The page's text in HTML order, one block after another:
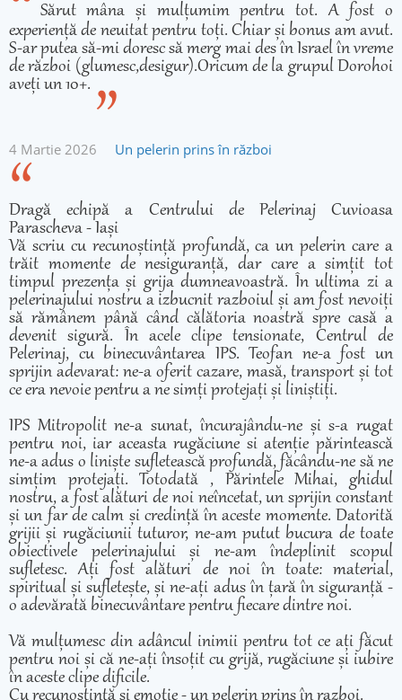
Sărut mâna și mulțumim pentru tot. A fost o
experiență de neuitat pentru toți. Chiar și bonus am avut.
S-ar putea să-mi doresc să merg mai des în Israel în vreme
de război (glumesc,desigur).Oricum de la grupul Dorohoi
aveți un 10+.
4 Martie 2026 Un pelerin prins în război
Dragă echipă a Centrului de Pelerinaj Cuvioasa
Parascheva - Iași
Vă scriu cu recunoștință profundă, ca un pelerin care a
trăit momente de nesiguranță, dar care a simțit tot
timpul prezența și grija dumneavoastră. În ultima zi a
pelerinajului nostru a izbucnit razboiul și am fost nevoiți
să rămânem până când călătoria noastră spre casă a
devenit sigură. În acele clipe tensionate, Centrul de
Pelerinaj, cu binecuvântarea IPS. Teofan ne-a fost un
sprijin adevarat: ne-a oferit cazare, masă, transport și tot
ce era nevoie pentru a ne simți protejați și liniștiți.
IPS Mitropolit ne-a sunat, încurajându-ne și s-a rugat
pentru noi, iar aceasta rugăciune si atenție părintească
ne-a adus o liniște sufletească profundă, făcându-ne să ne
simțim protejați. Totodată , Părintele Mihai, ghidul
nostru, a fost alături de noi neîncetat, un sprijin constant
și un far de calm și credință în aceste momente. Datorită
grijii și rugăciunii tuturor, ne-am putut bucura de toate
obiectivele pelerinajului și ne-am îndeplinit scopul
sufletesc. Ați fost alături de noi în toate: material,
spiritual și sufletește, și ne-ați adus în țară în siguranță -
o adevărată binecuvântare pentru fiecare dintre noi.
Vă mulțumesc din adâncul inimii pentru tot ce ați făcut
pentru noi și că ne-ați însoțit cu grijă, rugăciune și iubire
în aceste clipe dificile.